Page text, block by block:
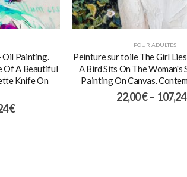
Painting.
Of A Beautiful
Knife On
€
POUR ADULTES
Peinture sur toile The Girl Lies
A Bird Sits On The Woman's
Painting On Canvas.
22,00€ – 107,24